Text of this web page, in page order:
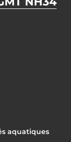
aquatiques